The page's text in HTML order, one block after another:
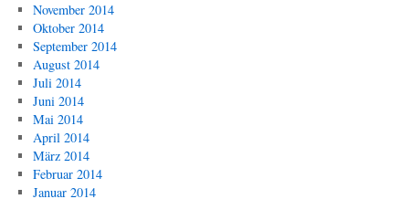
November 2014
Oktober 2014
September 2014
August 2014
Juli 2014
Juni 2014
Mai 2014
April 2014
März 2014
Februar 2014
Januar 2014